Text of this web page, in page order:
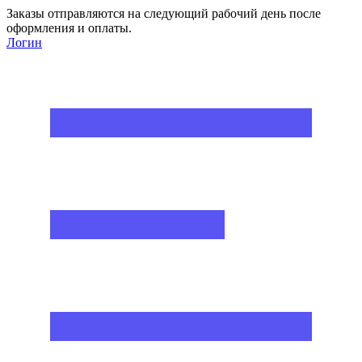
Заказы отправляются на следующий рабочий день после
оформления и оплаты.
Логин